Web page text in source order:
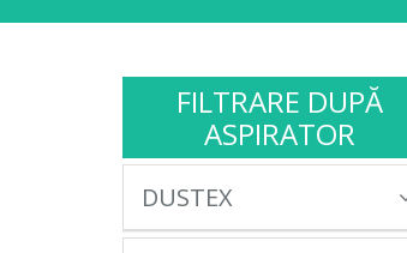
FILTRARE DUPĂ
ASPIRATOR
DUSTEX